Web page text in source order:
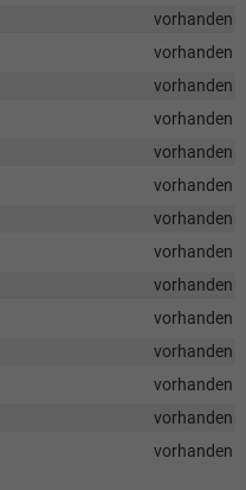
Leichtmetallfelgen
Ausstattung
Leichtmetallfelgen
vorhanden
vorhanden
vorhanden
vorhanden
vorhanden
vorhanden
vorhanden
vorhanden
vorhanden
vorhanden
vorhanden
vorhanden
vorhanden
vorhanden